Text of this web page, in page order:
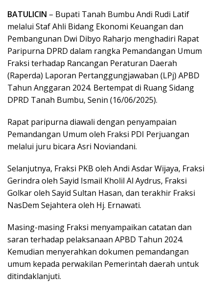
BATULICIN – Bupati Tanah Bumbu Andi Rudi Latif
melalui Staf Ahli Bidang Ekonomi Keuangan dan
Pembangunan Dwi Dibyo Raharjo menghadiri Rapat
Paripurna DPRD dalam rangka Pemandangan Umum
Fraksi terhadap Rancangan Peraturan Daerah
(Raperda) Laporan Pertanggungjawaban (LPj) APBD
Tahun Anggaran 2024. Bertempat di Ruang Sidang
DPRD Tanah Bumbu, Senin (16/06/2025).
Rapat paripurna diawali dengan penyampaian
Pemandangan Umum oleh Fraksi PDI Perjuangan
melalui juru bicara Asri Noviandani.
Selanjutnya, Fraksi PKB oleh Andi Asdar Wijaya, Fraksi
Gerindra oleh Sayid Ismail Kholil Al Aydrus, Fraksi
Golkar oleh Sayid Sultan Hasan, dan terakhir Fraksi
NasDem Sejahtera oleh Hj. Ernawati.
Masing-masing Fraksi menyampaikan catatan dan
saran terhadap pelaksanaan APBD Tahun 2024.
Kemudian menyerahkan dokumen pemandangan
umum kepada perwakilan Pemerintah daerah untuk
ditindaklanjuti.